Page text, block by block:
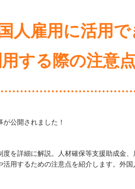
人雇用に活用
する際の注意
公開されました！
を詳細に解説。人材確保等支援助成金
活用するための注意点を紹介します。外